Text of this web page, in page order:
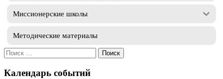
Миссионерские школы
Методические материалы
Искать:
Календарь событий